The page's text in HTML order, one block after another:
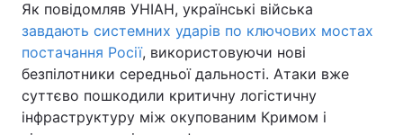
Як повідомляв УНІАН, українські війська
завдають системних ударів по ключових мостах
постачання Росії, використовуючи нові
безпілотники середньої дальності. Атаки вже
суттєво пошкодили критичну логістичну
інфраструктуру між окупованим Кримом і